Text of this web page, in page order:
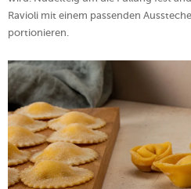
Ravioli mit einem passenden
portionieren.